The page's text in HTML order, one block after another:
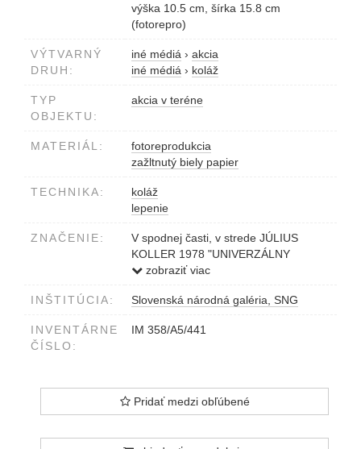
výška 10.5 cm, šírka 15.8 cm
(fotorepro)
VÝTVARNÝ
DRUH:
iné médiá › akcia
iné médiá › koláž
TYP
OBJEKTU:
akcia v teréne
MATERIÁL:
fotoreprodukcia
zažltnutý biely papier
TECHNIKA:
koláž
lepenie
ZNAČENIE:
V spodnej časti, v strede JÚLIUS
KOLLER 1978 "UNIVERZÁLNY
FUTUROLOGICKÝ OTÁZNIK" (U.F.O.)
zobraziť viac
INŠTITÚCIA: Slovenská národná galéria, SNG
INVENTÁRNE
ČÍSLO:
IM 358/A5/441
Pridať medzi obľúbené